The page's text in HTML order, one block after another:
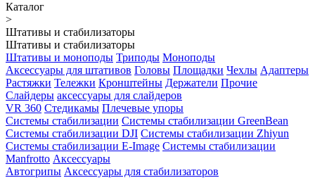
Каталог
>
Штативы и стабилизаторы
Штативы и стабилизаторы
Штативы и моноподы Триподы Моноподы
Аксессуары для штативов Головы Площадки Чехлы Адаптеры
Растяжки Тележки Кронштейны Держатели Прочие
Слайдеры аксессуары для слайдеров
VR 360 Стедикамы Плечевые упоры
Системы стабилизации Системы стабилизации GreenBean
Системы стабилизации DJI Системы стабилизации Zhiyun
Системы стабилизации E-Image Системы стабилизации
Manfrotto Аксессуары
Автогрипы Аксессуары для стабилизаторов